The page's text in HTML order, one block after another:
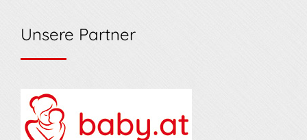
Unsere Partner